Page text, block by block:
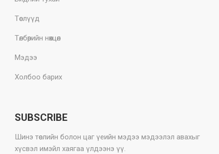
Төслүүд
Төлбөрийн нөхцөл
Мэдээ
Холбоо барих
SUBSCRIBE
Шинэ төслийн болон цаг үеийн мэдээ мэдээлэл авахыг
хүсвэл имэйл хаягаа үлдээнэ үү.